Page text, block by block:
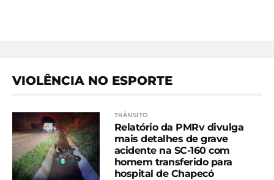
VIOLÊNCIA NO ESPORTE
TRÂNSITO
Relatório da PMRv divulga
mais detalhes de grave
acidente na SC-160 com
homem transferido para
hospital de Chapecó